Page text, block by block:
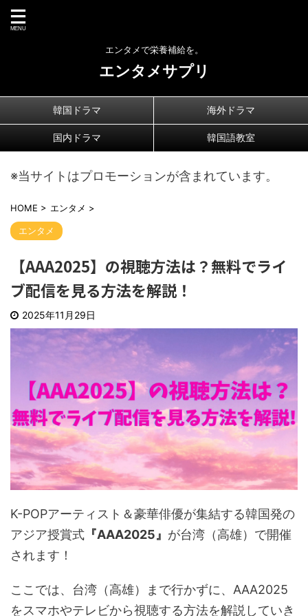
エンタメで栄養補給を。
エンタメサプリ
韓国ドラマ 海外ドラマ
国内ドラマ 韓国語教室
※当サイトはプロモーションが含まれています。
HOME > エンタメ >
エンタメ
【AAA2025】の視聴方法は？無料でライ
ブ配信を見る方法を解説！
2025年11月29日
K-POPアーティスト＆豪華俳優が集結する韓国発の
アジア授賞式 『AAA2025』 が台湾（高雄）で開催
されます！
ここでは、台湾（高雄）まで行かずに、AAA2025
をスマホやテレビから視聴する方法を解説していき